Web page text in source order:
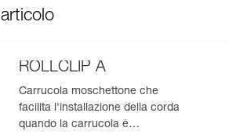
ROLLCLIP A
Carrucola moschettone che
facilita l'installazione della corda
quando la carrucola è